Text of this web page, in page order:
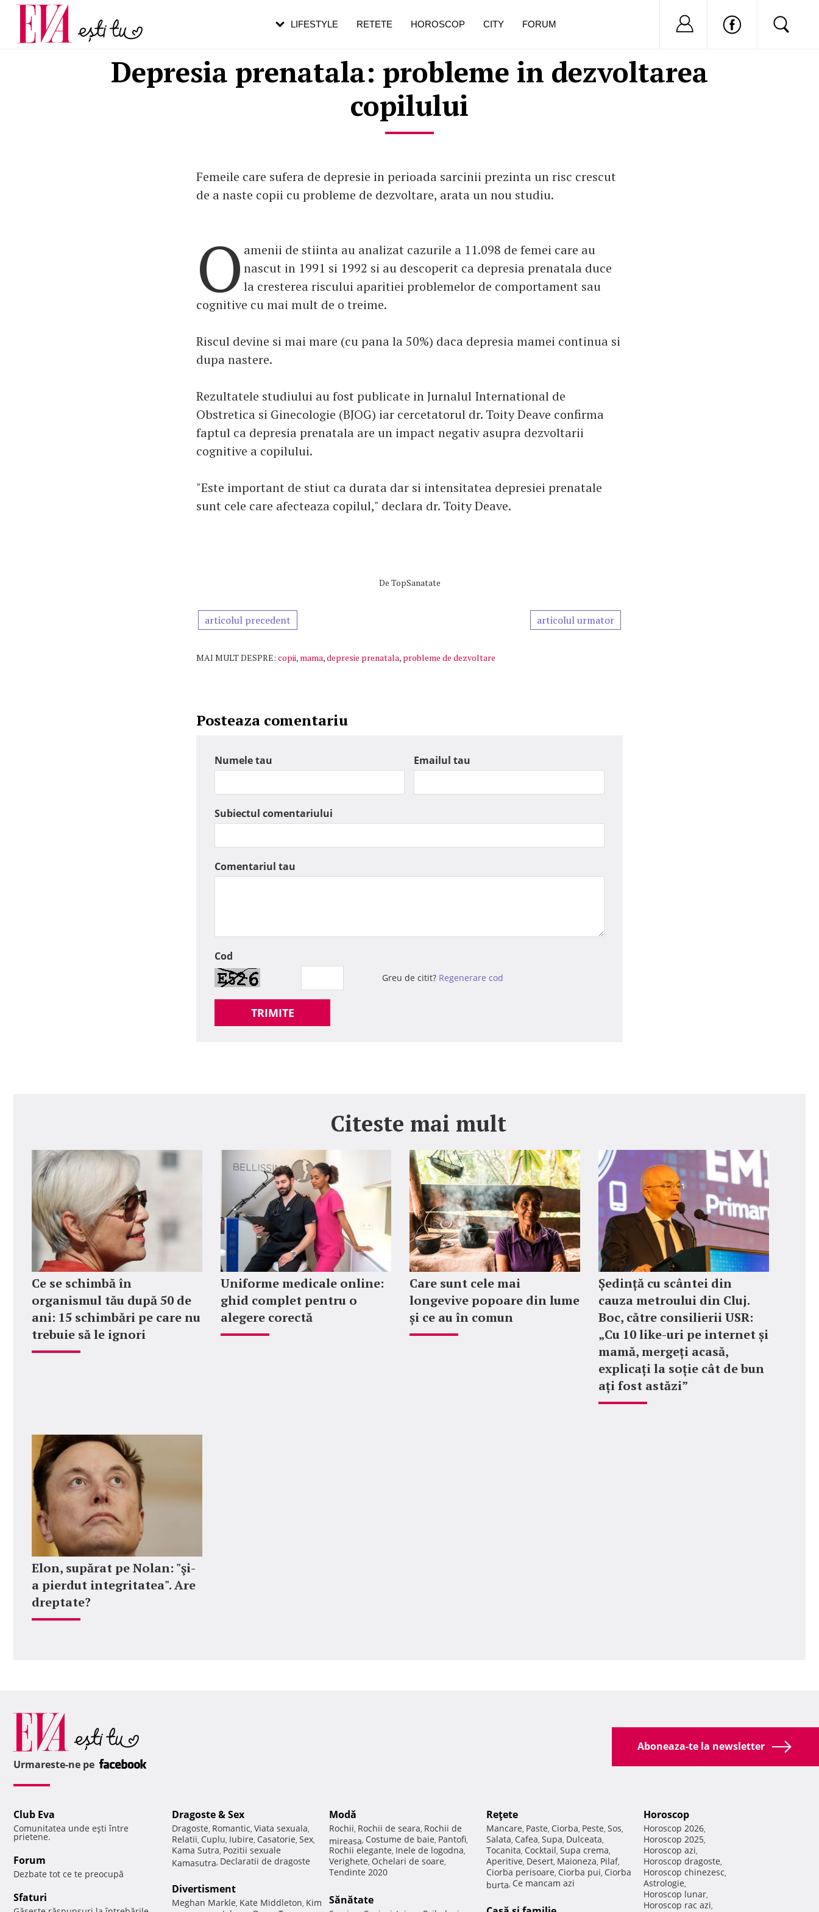
Depresia prenatala: probleme in dezvoltarea
copilului
Femeile care sufera de depresie in perioada sarcinii prezinta un risc crescut
de a naste copii cu probleme de dezvoltare, arata un nou studiu.
O amenii de stiinta au analizat cazurile a 11.098 de femei care au
nascut in 1991 si 1992 si au descoperit ca depresia prenatala duce
la cresterea riscului aparitiei problemelor de comportament sau
cognitive cu mai mult de o treime.
Riscul devine si mai mare (cu pana la 50%) daca depresia mamei continua si
dupa nastere.
Rezultatele studiului au fost publicate in Jurnalul International de
Obstretica si Ginecologie (BJOG) iar cercetatorul dr. Toity Deave confirma
faptul ca depresia prenatala are un impact negativ asupra dezvoltarii
cognitive a copilului.
"Este important de stiut ca durata dar si intensitatea depresiei prenatale
sunt cele care afecteaza copilul," declara dr. Toity Deave.
De TopSanatate
articolul precedent articolul urmator
MAI MULT DESPRE: copii, mama,depresie prenatala, probleme de dezvoltare
Posteaza comentariu
Numele tau Emailul tau
Subiectul comentariului
Comentariul tau
Cod
Greu de citit? Regenerare cod
TRIMITE
Citeste mai mult
Ce se schimbă în
organismul tău după 50 de
ani: 15 schimbări pe care nu
trebuie să le ignori
Uniforme medicale online:
ghid complet pentru o
alegere corectă
Care sunt cele mai
longevive popoare din lume
și ce au în comun
Ședință cu scântei din
cauza metroului din Cluj.
Boc, către consilierii USR:
„Cu 10 like-uri pe internet și
mamă, mergeți acasă,
explicați la soție cât de bun
ați fost astăzi”
Elon, supărat pe Nolan: "şi-
a pierdut integritatea". Are
dreptate?
LIFESTYLE RETETE HOROSCOP CITY FORUM Nu ai cont?
Carieră
Actualitate
pe măsură ce înaintezi în vârstă
de dureroasă este investigația
Aboneaza-te la newsletter
Urmareste-ne pe
Club Eva
Comunitatea unde eşti între
prietene.
Forum
Dezbate tot ce te preocupă
Sfaturi
Dragoste & Sex
Dragoste, Romantic, Viata sexuala,
Relatii, Cuplu, Iubire, Casatorie, Sex,
Kama Sutra, Pozitii sexuale
Kamasutra, Declaratii de dragoste
Divertisment
Meghan Markle, Kate Middleton, Kim
Modă
Rochii, Rochii de seara, Rochii de
mireasa, Costume de baie, Pantofi,
Rochii elegante, Inele de logodna,
Verighete, Ochelari de soare,
Tendinte 2020
Sănătate
Reţete
Mancare, Paste, Ciorba, Peste, Sos,
Salata, Cafea, Supa, Dulceata,
Tocanita, Cocktail, Supa crema,
Aperitive, Desert, Maioneza, Pilaf,
Ciorba perisoare, Ciorba pui, Ciorba
burta, Ce mancam azi
Horoscop
Horoscop 2026,
Horoscop 2025,
Horoscop azi,
Horoscop dragoste,
Horoscop chinezesc,
Astrologie,
Horoscop lunar,
Horoscop rac azi,